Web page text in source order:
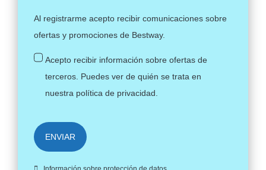
Al registrarme acepto recibir comunicaciones sobre
ofertas y promociones de Bestway.
Acepto recibir información sobre ofertas de
terceros. Puedes ver de quién se trata en
nuestra política de privacidad.
ENVIAR